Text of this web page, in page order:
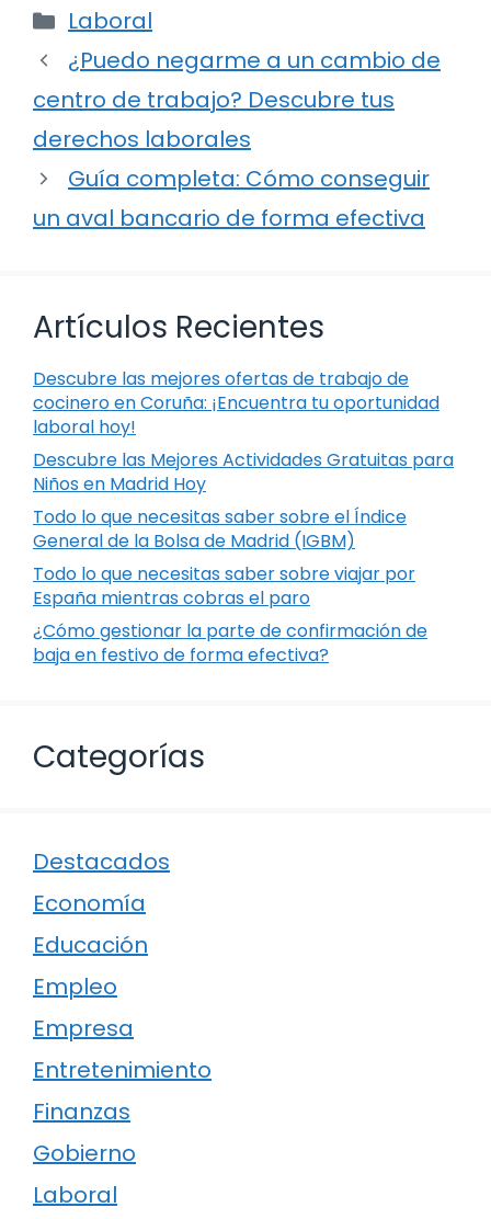
Categorías
Laboral
¿Puedo negarme a un cambio de
centro de trabajo? Descubre tus
derechos laborales
Guía completa: Cómo conseguir
un aval bancario de forma efectiva
Artículos Recientes
Descubre las mejores ofertas de trabajo de
cocinero en Coruña: ¡Encuentra tu oportunidad
laboral hoy!
Descubre las Mejores Actividades Gratuitas para
Niños en Madrid Hoy
Todo lo que necesitas saber sobre el Índice
General de la Bolsa de Madrid (IGBM)
Todo lo que necesitas saber sobre viajar por
España mientras cobras el paro
¿Cómo gestionar la parte de confirmación de
baja en festivo de forma efectiva?
Categorías
Destacados
Economía
Educación
Empleo
Empresa
Entretenimiento
Finanzas
Gobierno
Laboral